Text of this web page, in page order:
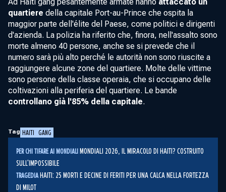
quartiere della capitale Port-au-Prince che ospita la
maggior parte dell'élite del Paese, come politici e dirigenti
d'azienda. La polizia ha riferito che, finora, nell'assalto sono
morte almeno 40 persone, anche se si prevede che il
numero sarà più alto perché le autorità non sono riuscite a
raggiungere alcune zone del quartiere. Molte delle vittime
sono persone della classe operaia, che si occupano delle
coltivazioni alla periferia del quartiere. Le bande
controllano già l'85% della capitale.
Tag HAITI GANG
PER CHI TIFARE AI MONDIALI MONDIALI 2026, IL MIRACOLO DI HAITI? COSTRUITO
SULL'IMPOSSIBILE
TRAGEDIA HAITI: 25 MORTI E DECINE DI FERITI PER UNA CALCA NELLA FORTEZZA
DI MILOT